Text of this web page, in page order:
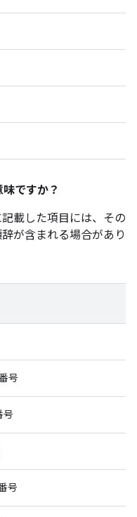
ですか？
載した項目には、その
が含まれる場合があり
号
号
号